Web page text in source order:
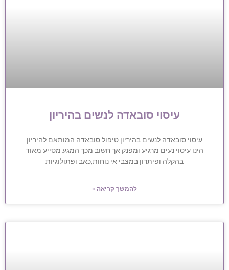
עיסוי סובאדה לנשים בהיריון
עיסוי סובאדה לנשים בהיריון טיפול סובאדה המותאם להיריון
הינו עיסוי נעים מרגיע ומפנק אך חשוב מכך המגע מסייע מאוד
בהקלה ופיתרון במצבי אי נוחות,כאב ופתולוגיות
להמשך קריאה »